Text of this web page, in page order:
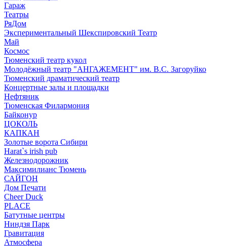
Гараж
Театры
РяДом
Экспериментальный Шекспировский Театр
Май
Космос
Тюменский театр кукол
Молодёжный театр "АНГАЖЕМЕНТ" им. В.С. Загоруйко
Тюменский драматический театр
Концертные залы и площадки
Нефтяник
Тюменская Филармония
Байконур
ЦОКОЛЬ
КАПКАН
Золотые ворота Сибири
Harat`s irish pub
Железнодорожник
Максимилианс Тюмень
САЙГОН
Дом Печати
Cheer Duck
PLACE
Батутные центры
Ниндзя Парк
Гравитация
Атмосфера